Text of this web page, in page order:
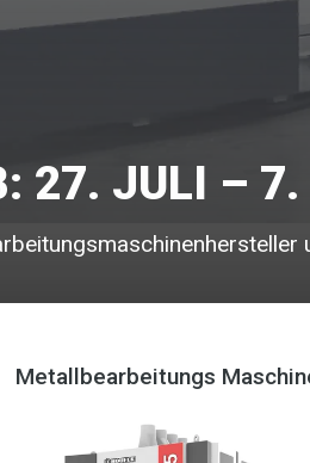
27. JULI –
Metallbearbeitungs